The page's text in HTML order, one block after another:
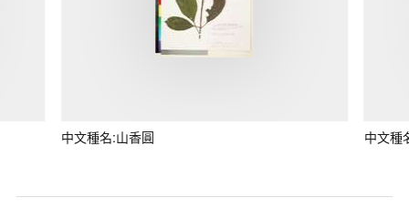
中文種名:山香圓 中文種